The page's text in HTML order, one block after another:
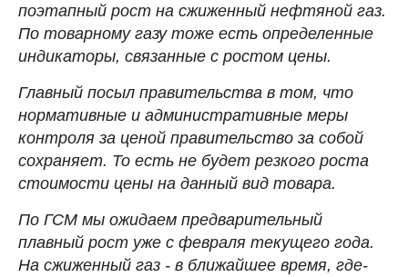
поэтапный рост на сжиженный нефтяной газ.
По товарному газу тоже есть определенные
индикаторы, связанные с ростом цены.
Главный посыл правительства в том, что
нормативные и административные меры
контроля за ценой правительство за собой
сохраняет. То есть не будет резкого роста
стоимости цены на данный вид товара.
По ГСМ мы ожидаем предварительный
плавный рост уже с февраля текущего года.
На сжиженный газ - в ближайшее время, где-